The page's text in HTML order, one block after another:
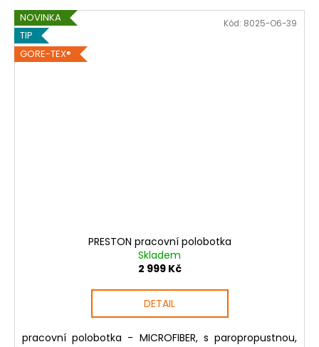
NOVINKA
TIP
GORE-TEX®
PRESTON pracovní polobotka
Skladem
2 999 Kč
DETAIL
pracovní polobotka - MICROFIBER, s paropropustnou,
Kód: 8025-O6-39